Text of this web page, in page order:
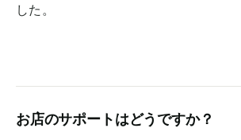
した。
お店のサポートはどうですか？